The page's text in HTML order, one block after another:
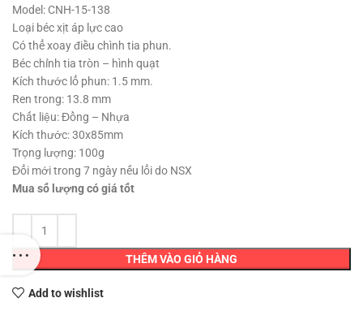
Model: CNH-15-138
Loại béc xịt áp lực cao
Có thể xoay điều chình tia phun.
Béc chỉnh tia tròn – hình quạt
Kích thước lổ phun: 1.5 mm.
Ren trong: 13.8 mm
Chất liệu: Đồng – Nhựa
Kích thước: 30x85mm
Trọng lượng: 100g
Đổi mới trong 7 ngày nếu lổi do NSX
Mua số lượng có giá tốt
THÊM VÀO GIỎ HÀNG
Add to wishlist